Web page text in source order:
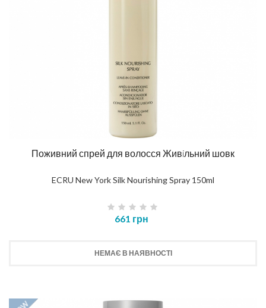
Поживний спрей для волосся Живiльний шовк
ECRU New York Silk Nourishing Spray 150ml
661 грн
НЕМАЄ В НАЯВНОСТІ